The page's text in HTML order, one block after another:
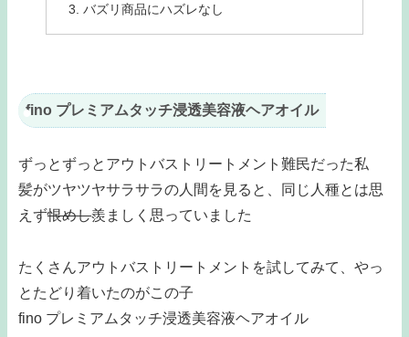
バズリ商品にハズレなし
fino プレミアムタッチ浸透美容液ヘアオイル
ずっとずっとアウトバストリートメント難民だった私
髪がツヤツヤサラサラの人間を見ると、同じ人種とは思
えず恨めし羨ましく思っていました
たくさんアウトバストリートメントを試してみて、やっ
とたどり着いたのがこの子
fino プレミアムタッチ浸透美容液ヘアオイル